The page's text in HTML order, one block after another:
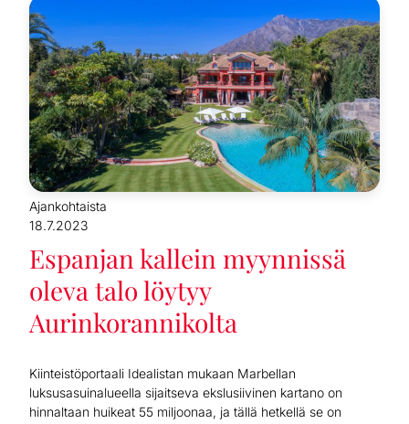
Ajankohtaista
18.7.2023
Espanjan kallein myynnissä
oleva talo löytyy
Aurinkorannikolta
Kiinteistöportaali Idealistan mukaan Marbellan
luksusasuinalueella sijaitseva ekslusiivinen kartano on
hinnaltaan huikeat 55 miljoonaa, ja tällä hetkellä se on